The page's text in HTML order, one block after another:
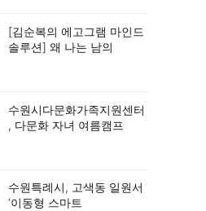
[김순복의 에고그램 마인드
솔루션] 왜 나는 남의
수원시다문화가족지원센터
, 다문화 자녀 여름캠프
수원특례시, 고색동 일원서
‘이동형 스마트